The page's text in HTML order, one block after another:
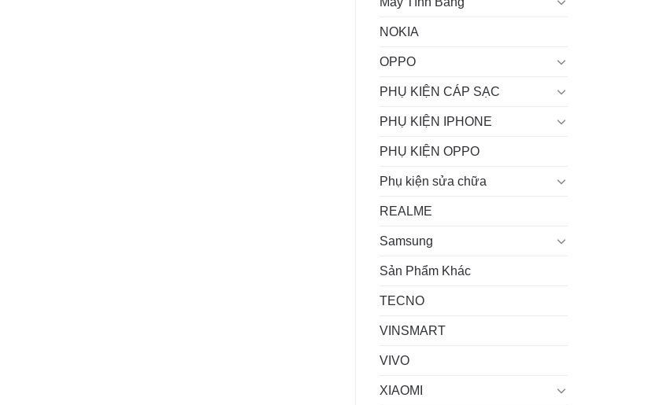
NOKIA
OPPO
PHỤ KIỆN CÁP SẠC
PHỤ KIỆN IPHONE
PHỤ KIỆN OPPO
Phụ kiện sửa chữa
REALME
Samsung
Sản Phẩm Khác
TECNO
VINSMART
VIVO
XIAOMI